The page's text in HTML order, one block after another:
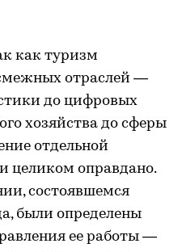
как туризм
отраслей —
до цифровых
хозяйства до сферы
отдельной
целиком оправдано.
состоявшемся
были определены
ее работы —